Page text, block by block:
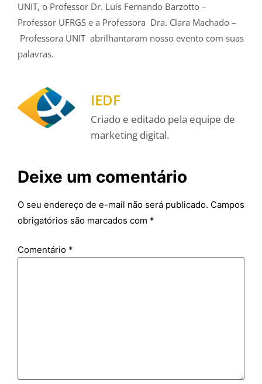
UNIT, o Professor Dr. Luís Fernando Barzotto –
Professor UFRGS e a Professora Dra. Clara Machado –
Professora UNIT abrilhantaram nosso evento com suas
palavras.
IEDF
Criado e editado pela equipe de
marketing digital.
Deixe um comentário
O seu endereço de e-mail não será publicado. Campos
obrigatórios são marcados com *
Comentário *